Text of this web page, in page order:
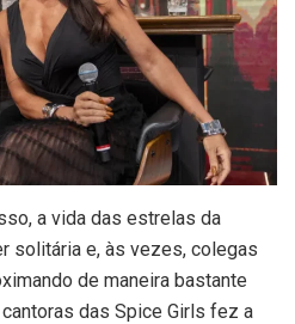
a vida das estrelas da
solitária e, às vezes, colegas
de maneira bastante
das Spice Girls fez a